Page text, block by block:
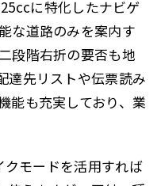
に特化したナビゲ
な道路のみを案内す
段階右折の要否も地
達先リストや伝票読み
能も充実しており、業
クモードを活用すれば